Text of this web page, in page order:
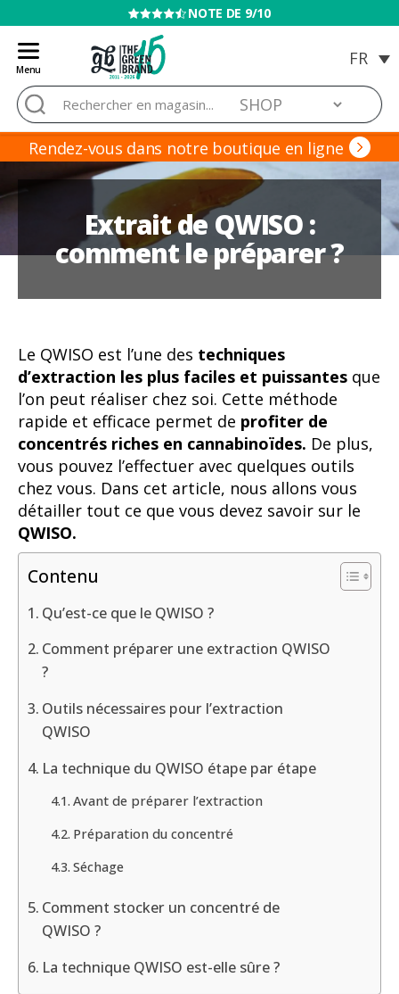
VENTE INTERDITE AUX MINEURS
Menu
Blog
de
Grow
Barato
Rechercher :
Rendez-vous dans notre boutique en ligne
Extrait de QWISO :
comment le préparer ?
Le QWISO est l’une des techniques
d’extraction les plus faciles et puissantes que
l’on peut réaliser chez soi. Cette méthode
rapide et efficace permet de profiter de
concentrés riches en cannabinoïdes. De plus,
vous pouvez l’effectuer avec quelques outils
chez vous. Dans cet article, nous allons vous
détailler tout ce que vous devez savoir sur le
QWISO.
Contenu
Qu’est-ce que le QWISO ?
Comment préparer une extraction QWISO
?
Outils nécessaires pour l’extraction
QWISO
La technique du QWISO étape par étape
Avant de préparer l’extraction
Préparation du concentré
Séchage
Comment stocker un concentré de
QWISO ?
La technique QWISO est-elle sûre ?